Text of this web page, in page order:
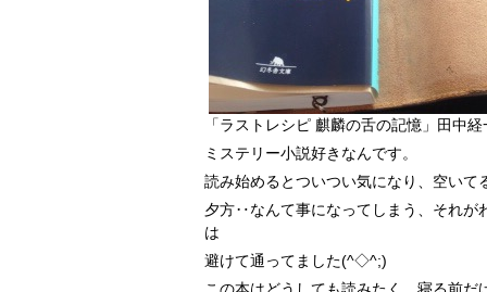
「ラストレシピ 麒麟の舌の記憶」田中経
ミステリー小説好きなんです。
読み始めるとついつい気になり、空い
夕方‥なんて事になってしまう、それが
は
避けて通ってました(^◇^;)